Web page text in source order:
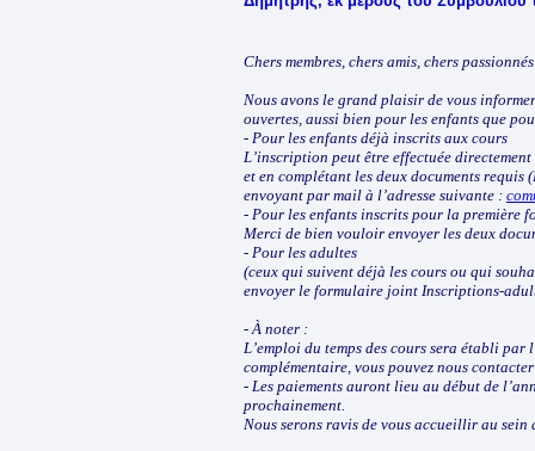
Chers membres, chers amis, chers
Nous avons le grand plaisir de vous
ouvertes, aussi bien pour les enfants que
- Pour les enfants déjà inscrits aux cours
L’inscription peut être effectuée
et en complétant les deux documents
envoyant par mail à l’adresse suivante :
- Pour les enfants inscrits pour la première
Merci de bien vouloir envoyer les deux
- Pour les adultes
(ceux qui suivent déjà les cours ou qui
envoyer le formulaire joint Inscriptions-
- À noter :
L’emploi du temps des cours sera établi
complémentaire, vous pouvez nous
- Les paiements auront lieu au début de
prochainement.
Nous serons ravis de vous accueillir au sein